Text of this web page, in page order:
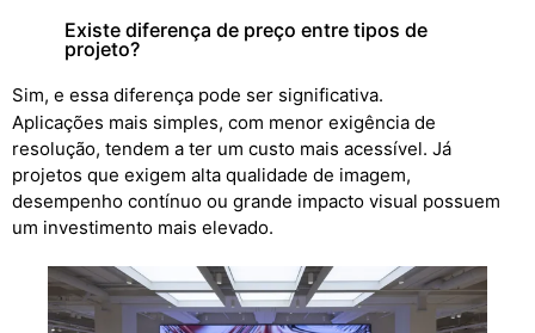
Existe diferença de preço entre tipos de
projeto?
Sim, e essa diferença pode ser significativa.
Aplicações mais simples, com menor exigência de
resolução, tendem a ter um custo mais acessível. Já
projetos que exigem alta qualidade de imagem,
desempenho contínuo ou grande impacto visual possuem
um investimento mais elevado.